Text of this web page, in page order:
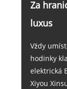
Za
luxus
Vždy
hodinky
elektrická
Xiyou